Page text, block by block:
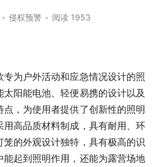
• 侵权预警 • 阅读 1953
为户外活动和应急情况设计的照
阳能电池、轻便易携的设计以及
，为使用者提供了创新性的照明
高品质材料制成，具有耐用、环
的外观设计独特，具有极高的识
能起到照明作用，还能为露营场地